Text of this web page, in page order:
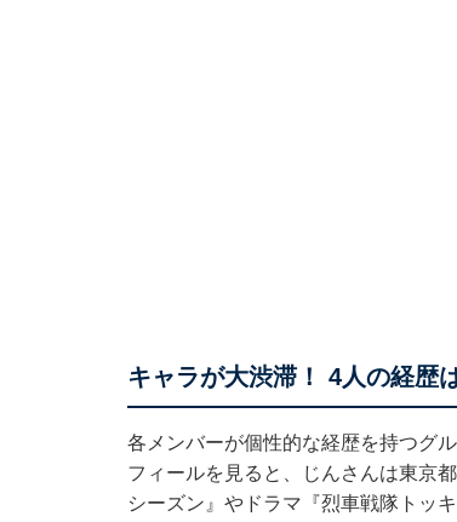
キャラが大渋滞！ 4人の経歴
各メンバーが個性的な経歴を持つグ
フィールを見ると、じんさんは東京
シーズン』やドラマ『烈車戦隊トッ